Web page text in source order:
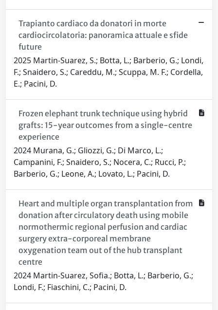
Trapianto cardiaco da donatori in morte
cardiocircolatoria: panoramica attuale e sfide
future
2025 Martin-Suarez, S.; Botta, L.; Barberio, G.; Londi,
F.; Snaidero, S.; Careddu, M.; Scuppa, M. F.; Cordella,
E.; Pacini, D.
Frozen elephant trunk technique using hybrid
grafts: 15-year outcomes from a single-centre
experience
2024 Murana, G.; Gliozzi, G.; Di Marco, L.;
Campanini, F.; Snaidero, S.; Nocera, C.; Rucci, P.;
Barberio, G.; Leone, A.; Lovato, L.; Pacini, D.
Heart and multiple organ transplantation from
donation after circulatory death using mobile
normothermic regional perfusion and cardiac
surgery extra-corporeal membrane
oxygenation team out of the hub transplant
centre
2024 Martin-Suarez, Sofia.; Botta, L.; Barberio, G.;
Londi, F.; Fiaschini, C.; Pacini, D.